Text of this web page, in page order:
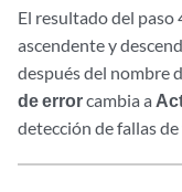
El resultado del paso
ascendente y
después del nombre
de errorcambia a
detección de fallas